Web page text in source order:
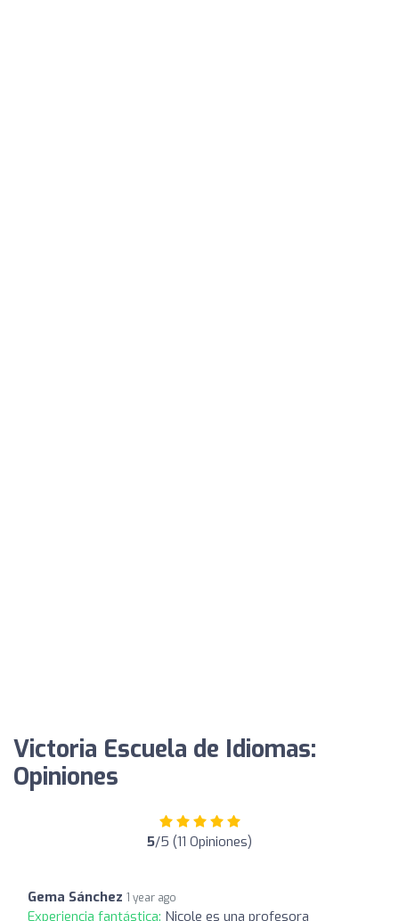
Victoria Escuela de Idiomas:
Opiniones
5/5 (11 Opiniones)
Gema Sánchez 1 year ago
Experiencia fantástica: Nicole es una profesora